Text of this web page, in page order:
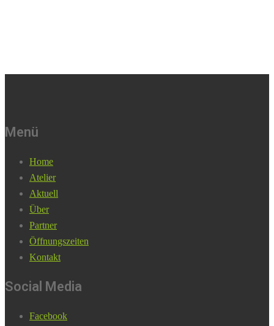
Menü
Home
Atelier
Aktuell
Über
Partner
Öffnungszeiten
Kontakt
Social Media
Facebook